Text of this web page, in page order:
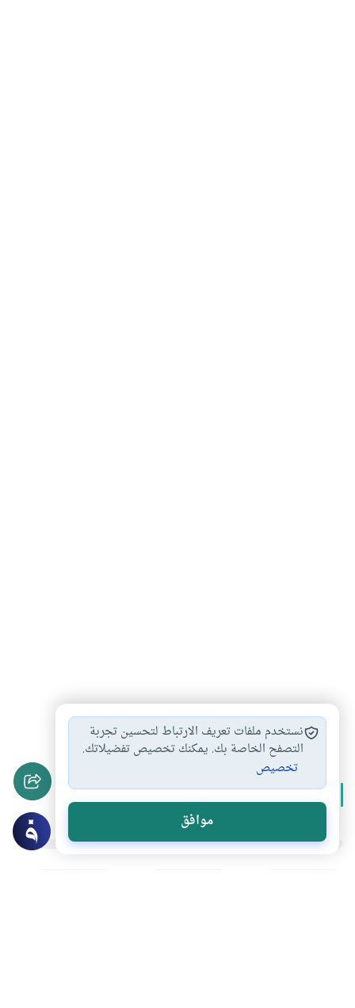
مصطلحات اقتصادية # مفاهيم ومصطلحات
المزيد من سلسلةالإسلام والتنمية
نستخدم ملفات تعريف الارتباط لتحسين تجربة
التصفح الخاصة بك. يمكنك تخصيص تفضيلاتك.
تخصيص
موافق